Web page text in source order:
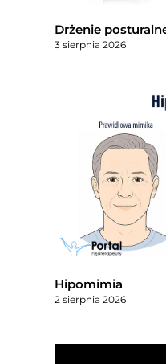
Drżenie
3 sierpnia 2026
Hipomimia
2 sierpnia 2026